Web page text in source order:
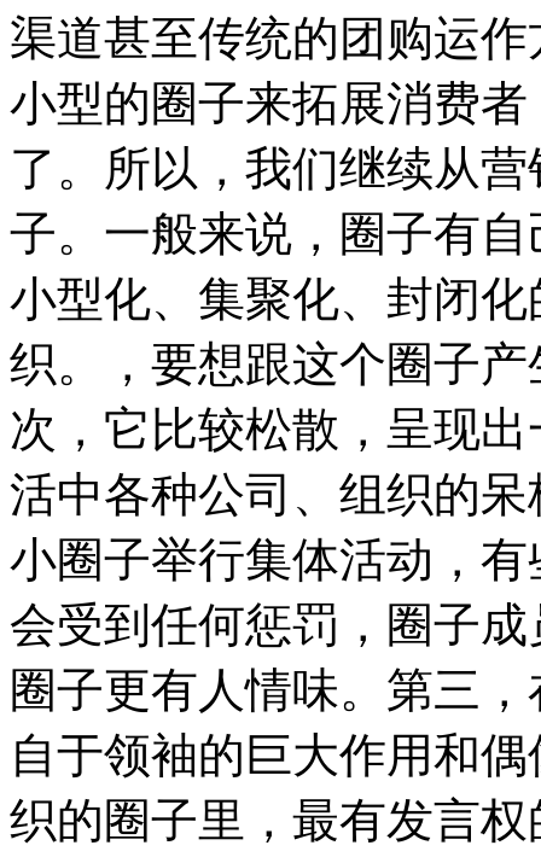
渠道甚至传统的团购运
小型的圈子来拓展消费
了。所以，我们继续从
子。一般来说，圈子有
小型化、集聚化、封闭
织。，要想跟这个圈子
次，它比较松散，呈现
活中各种公司、组织的
小圈子举行集体活动，
会受到任何惩罚，圈子
圈子更有人情味。第三
自于领袖的巨大作用和
织的圈子里，最有发言